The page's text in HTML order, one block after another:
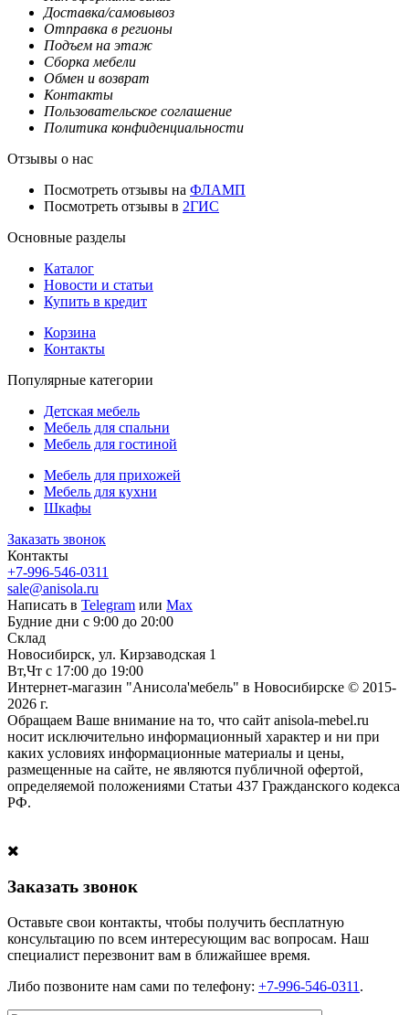
Доставка/самовывоз
Отправка в регионы
Подъем на этаж
Сборка мебели
Обмен и возврат
Контакты
Пользовательское соглашение
Политика конфиденциальности
Отзывы о нас
Посмотреть отзывы на ФЛАМП
Посмотреть отзывы в 2ГИС
Основные разделы
Каталог
Новости и статьи
Купить в кредит
Корзина
Контакты
Популярные категории
Детская мебель
Мебель для спальни
Мебель для гостиной
Мебель для прихожей
Мебель для кухни
Шкафы
Заказать звонок
Контакты
+7-996-546-0311
sale@anisola.ru
Написать в Telegram или Max
Будние дни с 9:00 до 20:00
Склад
Новосибирск, ул. Кирзаводская 1
Вт,Чт с 17:00 до 19:00
Интернет-магазин "Анисола'мебель" в Новосибирске © 2015-
2026 г.
Обращаем Ваше внимание на то, что сайт anisola-mebel.ru
носит исключительно информационный характер и ни при
каких условиях информационные материалы и цены,
размещенные на сайте, не являются публичной офертой,
определяемой положениями Статьи 437 Гражданского кодекса
РФ.
Заказать звонок
Оставьте свои контакты, чтобы получить бесплатную
консультацию по всем интересующим вас вопросам. Наш
специалист перезвонит вам в ближайшее время.
Либо позвоните нам сами по телефону: +7-996-546-0311 .